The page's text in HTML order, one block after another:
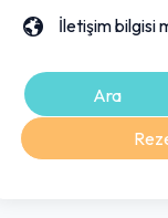
İletişim bilgisi
Ara